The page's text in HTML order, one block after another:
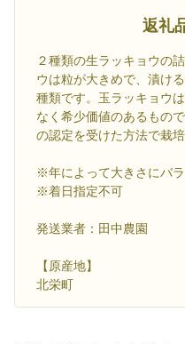
返礼
２種類の生ラッキョウの
ウは粒が大きめで、漬け
種類です。玉ラッキョウ
なく希少価値のあるもの
の認定を受けた方法で栽培
※年によって大きさにバラ
※着日指定不可
発送業者：田中農園
【原産地】
北栄町